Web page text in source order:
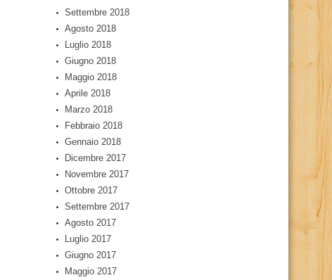
Settembre 2018
Agosto 2018
Luglio 2018
Giugno 2018
Maggio 2018
Aprile 2018
Marzo 2018
Febbraio 2018
Gennaio 2018
Dicembre 2017
Novembre 2017
Ottobre 2017
Settembre 2017
Agosto 2017
Luglio 2017
Giugno 2017
Maggio 2017